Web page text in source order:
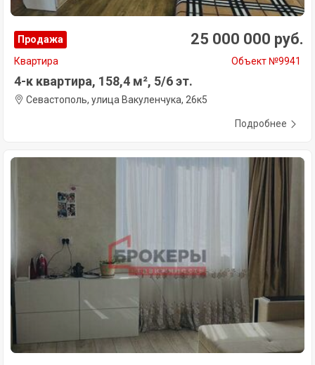
Продажа 25 000 000 руб.
Квартира Объект №9941
4-к квартира, 158,4 м², 5/6 эт.
Севастополь, улица Вакуленчука, 26к5
Подробнее